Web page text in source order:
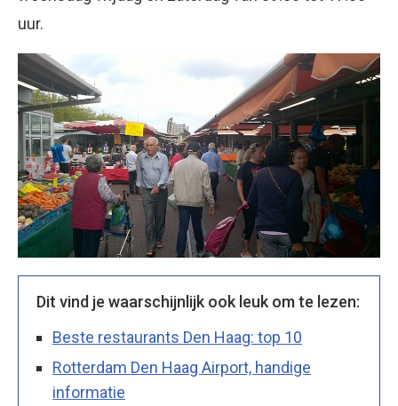
uur.
Dit vind je waarschijnlijk ook leuk om te lezen:
Beste restaurants Den Haag: top 10
Rotterdam Den Haag Airport, handige
informatie